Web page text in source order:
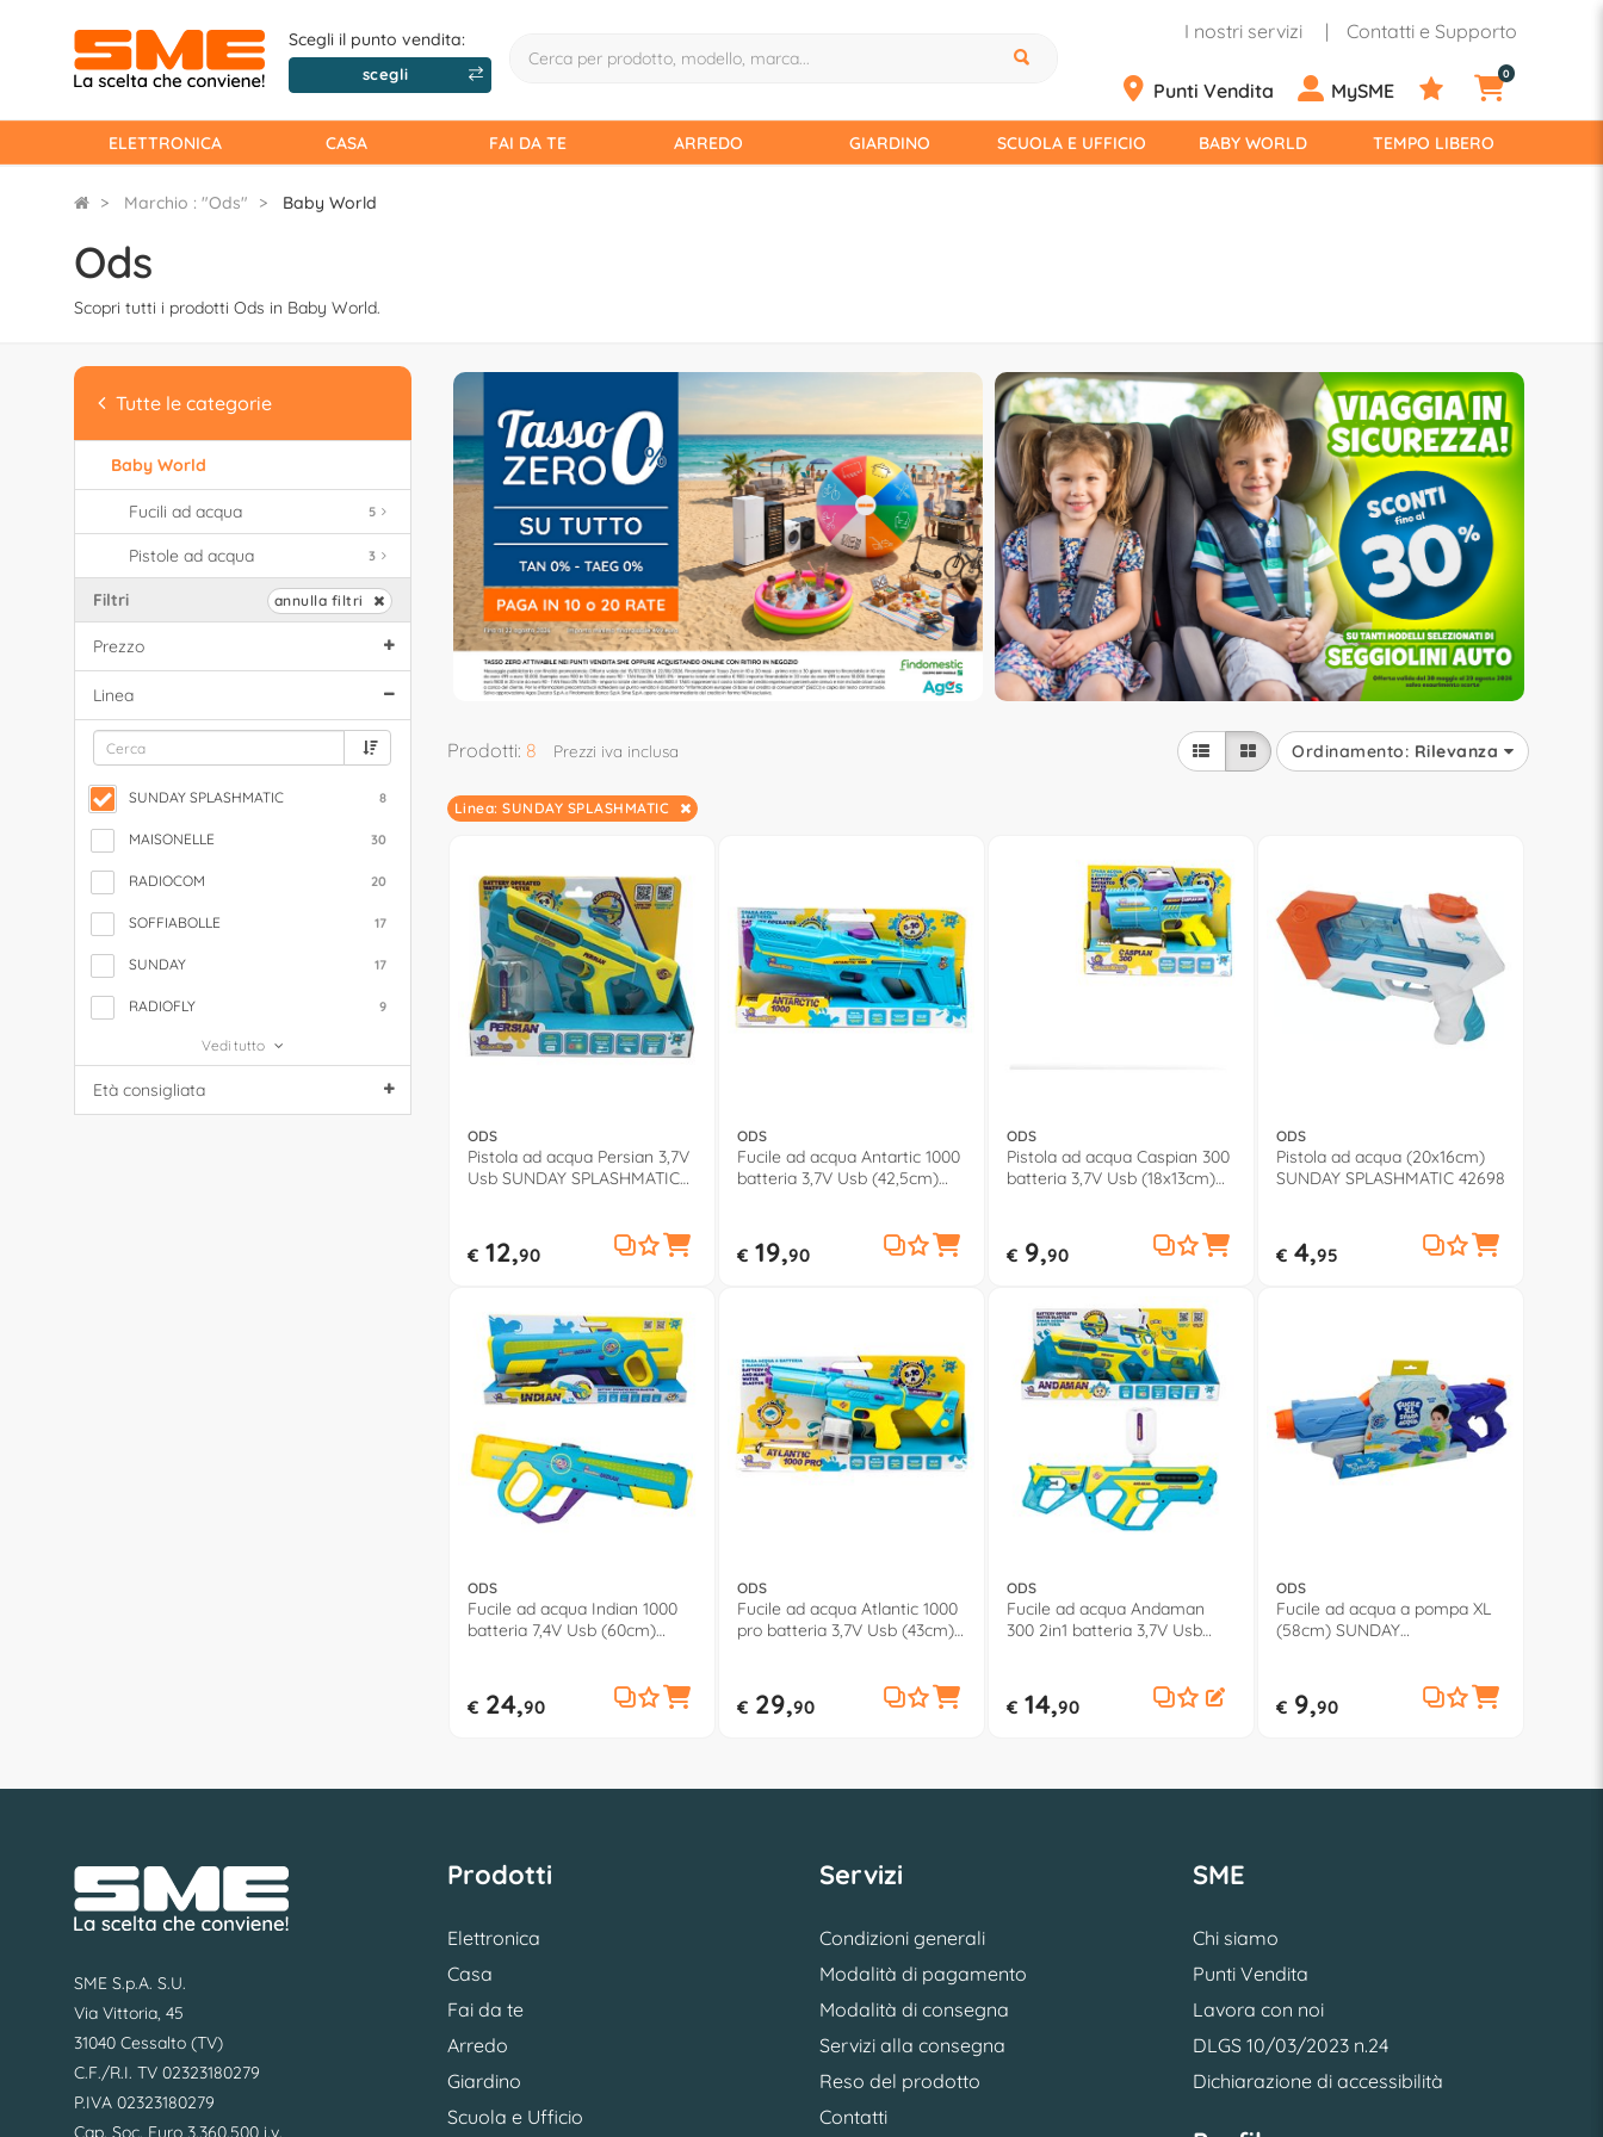
Scegli il punto vendita:
scegli
I nostri servizi Contatti e Supporto
Punti Vendita MySME
0
ELETTRONICA CASA FAI DA TE ARREDO GIARDINO SCUOLA E UFFICIO BABY WORLD TEMPO LIBERO
Marchio : "Ods" Baby World
Ods
Scopri tutti i prodotti Ods in Baby World.
Tutte le categorie
Baby World
5
Fucili ad acqua
3
Pistole ad acqua
Filtri annulla filtri
Prezzo
Linea
8
SUNDAY SPLASHMATIC
30
MAISONELLE
20
RADIOCOM
17
SOFFIABOLLE
17
SUNDAY
9
RADIOFLY
Vedi tutto
Età consigliata
Prodotti: 8 Prezzi iva inclusa Ordinamento: Rilevanza
Linea: SUNDAY SPLASHMATIC
ODS
Pistola ad acqua Persian 3,7V
Usb SUNDAY SPLASHMATIC
€12,90
ODS
Fucile ad acqua Antartic 1000
batteria 3,7V Usb (42,5cm)
€19,90
ODS
Pistola ad acqua Caspian 300
batteria 3,7V Usb (18x13cm)
€9,90
ODS
Pistola ad acqua (20x16cm)
SUNDAY SPLASHMATIC 42698
€4,95
ODS
Fucile ad acqua Indian 1000
batteria 7,4V Usb (60cm)
€24,90
ODS
Fucile ad acqua Atlantic 1000
pro batteria 3,7V Usb (43cm)
€29,90
ODS
Fucile ad acqua Andaman
300 2in1 batteria 3,7V Usb
€14,90
ODS
Fucile ad acqua a pompa XL
(58cm) SUNDAY
€9,90
SME S.p.A. S.U.
Via Vittoria, 45
31040 Cessalto (TV)
C.F./R.I. TV 02323180279
P.IVA 02323180279
Cap. Soc. Euro 3.360.500 i.v.
Prodotti
Elettronica
Casa
Fai da te
Arredo
Giardino
Scuola e Ufficio
Servizi
Condizioni generali
Modalità di pagamento
Modalità di consegna
Servizi alla consegna
Reso del prodotto
Contatti
SME
Chi siamo
Punti Vendita
Lavora con noi
DLGS 10/03/2023 n.24
Dichiarazione di accessibilità